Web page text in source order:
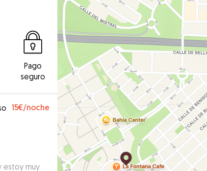
Pago
seguro
15€/noche
estoy muy